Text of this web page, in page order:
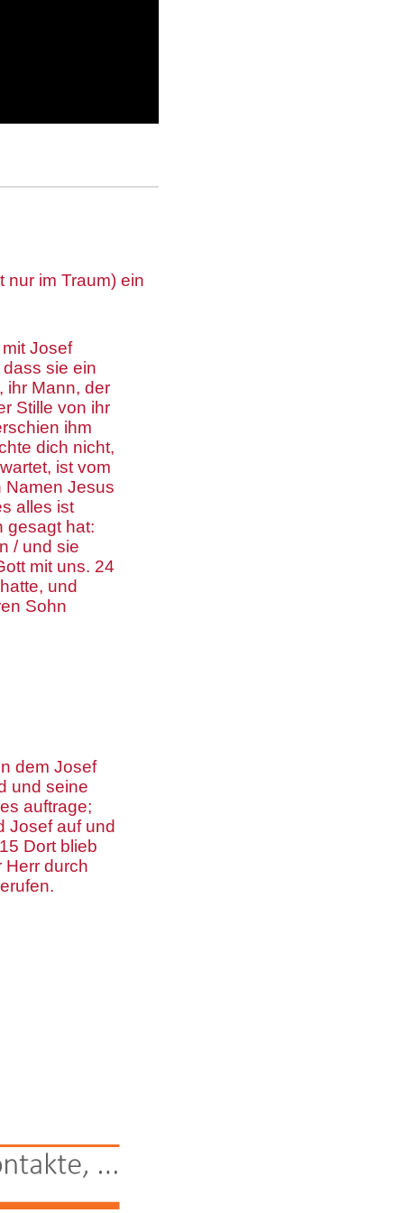
nur im Traum) ein
Josef
sie ein
ihr Mann, der
Stille von ihr
ihm
dich nicht,
ist vom
Namen Jesus
alles ist
gesagt hat:
/ und sie
mit uns. 24
und
Sohn
dem Josef
und seine
auftrage;
Josef auf und
Dort blieb
Herr durch